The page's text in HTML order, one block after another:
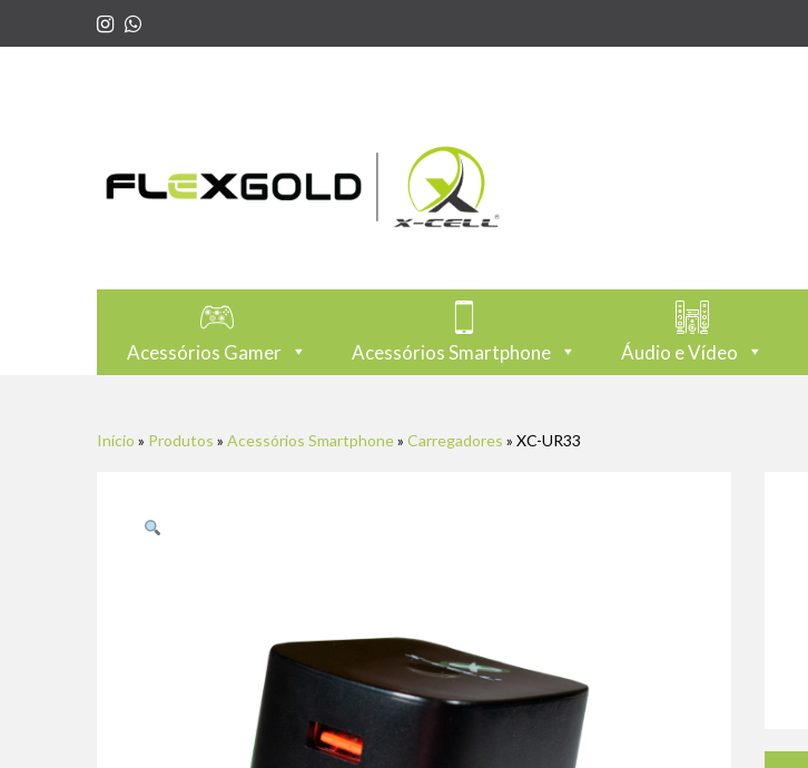
Acessórios Gamer Acessórios Smartphone Áudio e Vídeo
Início » Produtos » Acessórios Smartphone» Carregadores » XC-UR33